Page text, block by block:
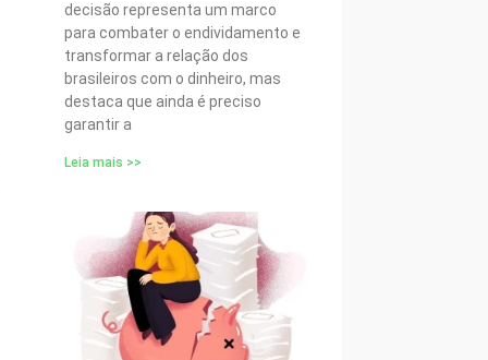
decisão representa um marco
para combater o endividamento e
transformar a relação dos
brasileiros com o dinheiro, mas
destaca que ainda é preciso
garantir a
Leia mais >>